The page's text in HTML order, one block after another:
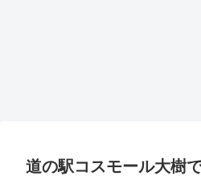
道の駅コスモール大樹